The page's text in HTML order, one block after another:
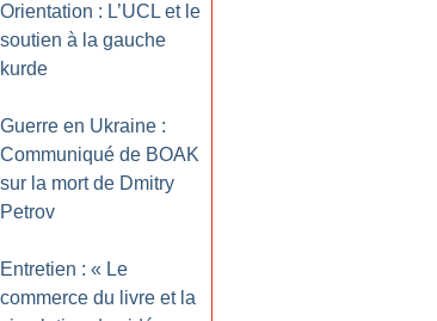
Orientation : L’UCL et le
soutien à la gauche
kurde
Guerre en Ukraine :
Communiqué de BOAK
sur la mort de Dmitry
Petrov
Entretien : « Le
commerce du livre et la